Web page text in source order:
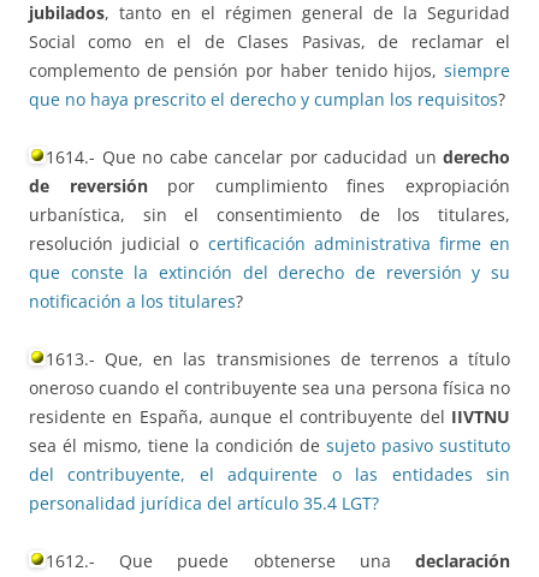
jubilados, tanto en el régimen general de la Seguridad
Social como en el de Clases Pasivas, de reclamar el
complemento de pensión por haber tenido hijos, siempre
que no haya prescrito el derecho y cumplan los requisitos?
1614.- Que no cabe cancelar por caducidad un derecho
de reversiónpor cumplimiento fines expropiación
urbanística, sin el consentimiento de los titulares,
resolución judicial o certificación administrativa firme en
que conste la extinción del derecho de reversión y su
notificación a los titulares?
1613.- Que, en las transmisiones de terrenos a título
oneroso cuando el contribuyente sea una persona física no
residente en España, aunque el contribuyente del IIVTNU
sea él mismo, tiene la condición de sujeto pasivo sustituto
del contribuyente, el adquirente o las entidades sin
personalidad jurídica del artículo 35.4 LGT?
1612.- Que puede obtenerse una declaración